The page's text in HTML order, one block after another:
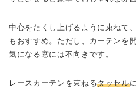
中心をたくし上げるように束ねて
もおすすめ。ただし、カーテンを
気になる窓には不向きです。
レースカーテンを束ねるタッセル